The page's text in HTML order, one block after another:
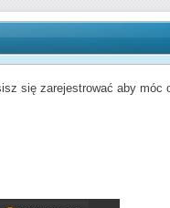
się zarejestrować aby